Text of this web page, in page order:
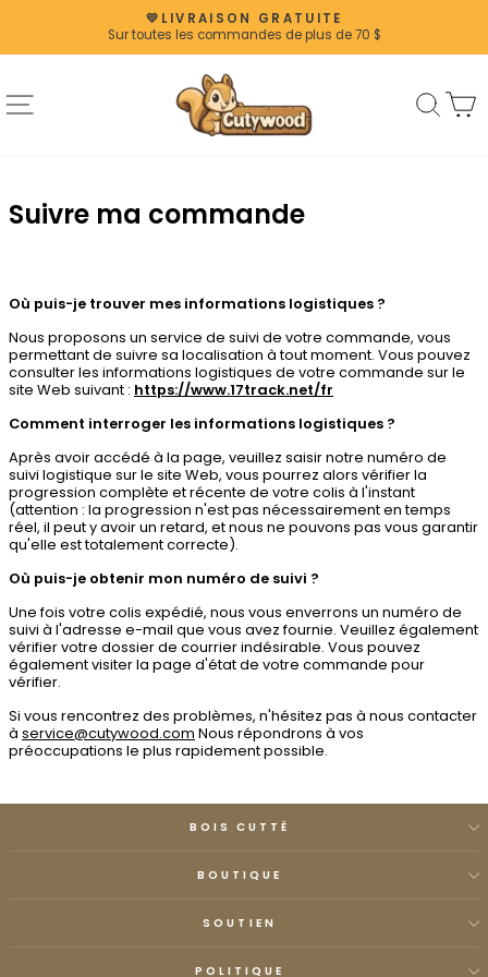
Pause
Diaporama
💛LIVRAISON GRATUITE
Sur toutes les commandes de plus de 70 $
Suivre ma commande
Où puis-je trouver mes informations logistiques ?
Nous proposons un service de suivi de votre commande, vous
permettant de suivre sa localisation à tout moment. Vous pouvez
consulter les informations logistiques de votre commande sur le
site Web suivant : https://www.17track.net/fr
Comment interroger les informations logistiques ?
Après avoir accédé à la page, veuillez saisir notre numéro de
suivi logistique sur le site Web, vous pourrez alors vérifier la
progression complète et récente de votre colis à l'instant
(attention : la progression n'est pas nécessairement en temps
réel, il peut y avoir un retard, et nous ne pouvons pas vous garantir
qu'elle est totalement correcte).
Où puis-je obtenir mon numéro de suivi ?
Une fois votre colis expédié, nous vous enverrons un numéro de
suivi à l'adresse e-mail que vous avez fournie. Veuillez également
vérifier votre dossier de courrier indésirable. Vous pouvez
également visiter la page d'état de votre commande pour
vérifier.
Si vous rencontrez des problèmes, n'hésitez pas à nous contacter
à service@cutywood.com Nous répondrons à vos
préoccupations le plus rapidement possible.
BOIS CUTTÉ
BOUTIQUE
SOUTIEN
POLITIQUE